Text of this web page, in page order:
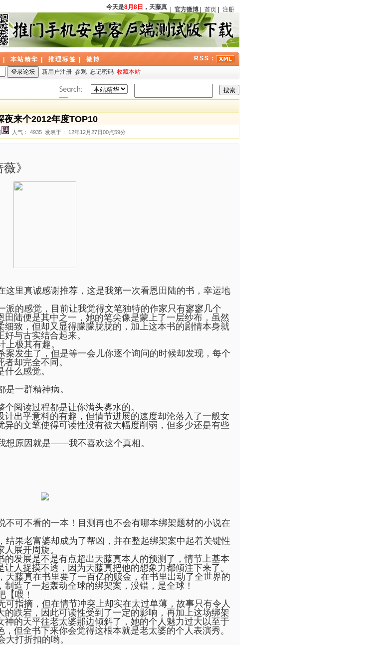
今天是8月8日 ， 天藤真（日本）诞辰111周年；伊丽莎白·彼得斯
官方微博 首页 注册
本站精华 推理标签 微博
RSS：
新用户注册 参观 忘记密码 收藏本站
夜来个2012年度TOP10
人气： 4935 发表于： 12年12月27日00点59分
》
这里真诚感谢推荐，这是我第一次看恩田陆的书，幸运地
的感觉，目前让我觉得文笔独特的作家只有寥寥几个
田陆便是其中之一，她的笔尖像是蒙上了一层纱布，虽然
致，但却又显得朦朦胧胧的，加上这本书的剧情本身就
与古实结合起来。
极其有趣。
发生了，但是等一会儿你逐个询问的时候却发现，每个
却完全不同。
么感觉。
一群精神病。
阅读过程都是让你满头雾水的。
出乎意料的有趣，但情节进展的速度却沦落入了一般女
的文笔使得可读性没有被大幅度削弱，但多少还是有些
想原因就是——我不喜欢这个真相。
可不看的一本！目测再也不会有哪本绑架题材的小说在
果老富婆却成为了帮凶，并在整起绑架案中起着关键性
展开周旋。
发展是不是有点超出天藤真本人的预测了，情节上基本
人捉摸不透，因为天藤真把他的想象力都倾注下来了。
藤真在书里要了一百亿的赎金，在书里出动了全世界的
造了一起轰动全球的绑架案，没错，是全球！
喂！
指摘，但在情节冲突上却实在太过单薄，故事只有令人
跌宕，因此可读性受到了一定的影响，再加上这场绑架
的天平往老太婆那边倾斜了，她的个人魅力过大以至于
但全书下来你会觉得这根本就是老太婆的个人表演秀。
打折扣的哟。